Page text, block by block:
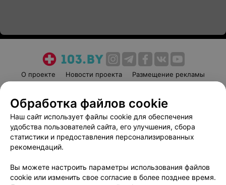
О проекте Новости проекта
Размещение рекламы
Пользовательское соглашение
Способы оплаты
Вакансии
Партнеры
Написать руководителю 103.by
Обработка персональных данных
Обработка файлов cookie
Наш сайт использует файлы cookie для обеспечения
удобства пользователей сайта, его улучшения, сбора
статистики и предоставления персонализированных
рекомендаций.
Вы можете настроить параметры использования файлов
cookie или изменить свое согласие в более позднее время.